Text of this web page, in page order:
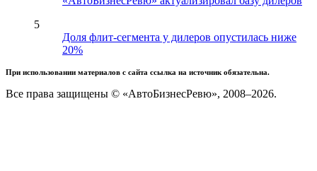
5
Доля флит-сегмента у дилеров опустилась ниже
20%
При использовании материалов с сайта ссылка на источник обязательна.
Все права защищены © «АвтоБизнесРевю», 2008–2026.